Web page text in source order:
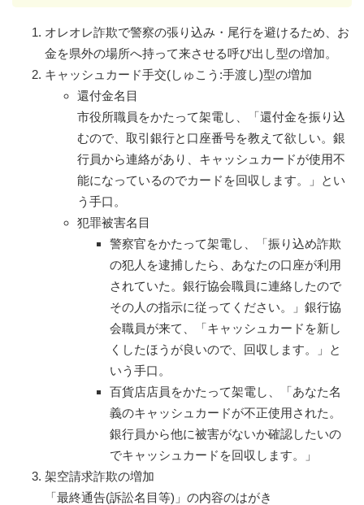
オレオレ詐欺で警察の張り込み・尾行を避けるため、お
金を県外の場所へ持って来させる呼び出し型の増加。
キャッシュカード手交(しゅこう:手渡し)型の増加
還付金名目
市役所職員をかたって架電し、「還付金を振り込
むので、取引銀行と口座番号を教えて欲しい。銀
行員から連絡があり、キャッシュカードが使用不
能になっているのでカードを回収します。」とい
う手口。
犯罪被害名目
警察官をかたって架電し、「振り込め詐欺
の犯人を逮捕したら、あなたの口座が利用
されていた。銀行協会職員に連絡したので
その人の指示に従ってください。」銀行協
会職員が来て、「キャッシュカードを新し
くしたほうが良いので、回収します。」と
いう手口。
百貨店店員をかたって架電し、「あなた名
義のキャッシュカードが不正使用された。
銀行員から他に被害がないか確認したいの
でキャッシュカードを回収します。」
架空請求詐欺の増加
「最終通告(訴訟名目等)」の内容のはがき